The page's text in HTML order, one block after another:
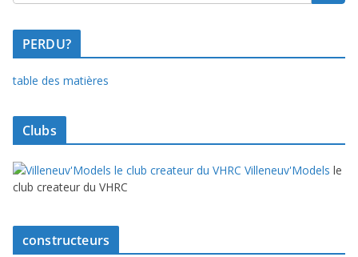
PERDU?
table des matières
Clubs
Villeneuv'Models le
club createur du VHRC
constructeurs